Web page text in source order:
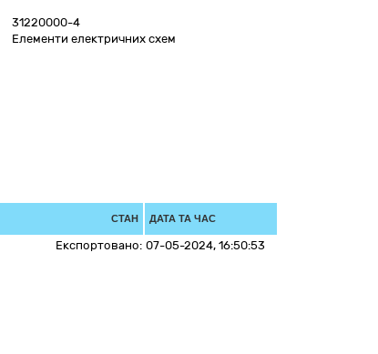
31220000-4
Елементи електричних схем
СТАН ДАТА ТА ЧАС
Експортовано: 07-05-2024, 16:50:53